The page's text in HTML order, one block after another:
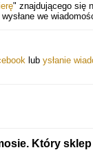
" znajdującego się
we
lub ysłanie
Który